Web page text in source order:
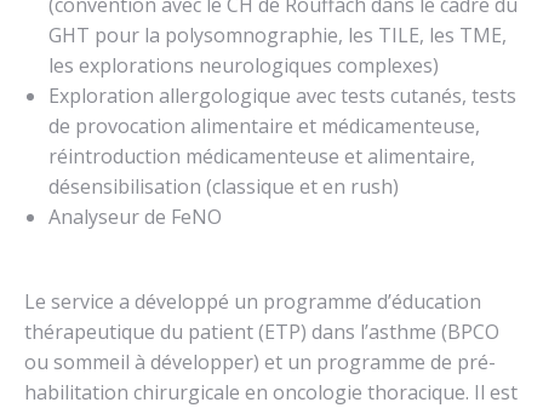
GHT pour la polysomnographie, les TILE, les TME,
les explorations neurologiques complexes)
Exploration allergologique avec tests cutanés, tests
de provocation alimentaire et médicamenteuse,
réintroduction médicamenteuse et alimentaire,
désensibilisation (classique et en rush)
Analyseur de FeNO
Le service a développé un programme d’éducation
thérapeutique du patient (ETP) dans l’asthme (BPCO
ou sommeil à développer) et un programme de pré-
habilitation chirurgicale en oncologie thoracique. Il est